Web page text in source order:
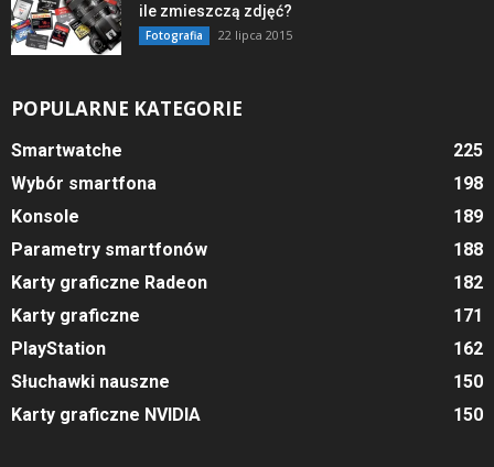
ile zmieszczą zdjęć?
Fotografia 22 lipca 2015
POPULARNE KATEGORIE
Smartwatche
225
Wybór smartfona
198
Konsole
189
Parametry smartfonów
188
Karty graficzne Radeon
182
Karty graficzne
171
PlayStation
162
Słuchawki nauszne
150
Karty graficzne NVIDIA
150